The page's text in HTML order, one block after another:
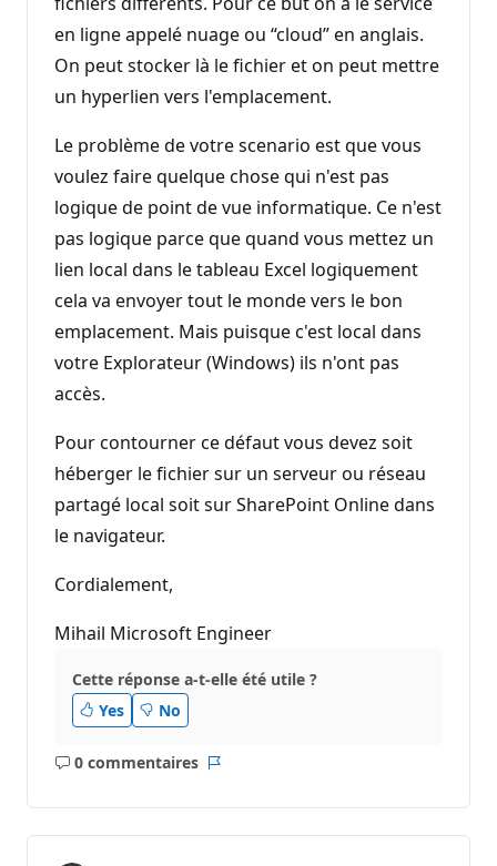
en ligne appelé nuage ou “cloud” en anglais.
On peut stocker là le fichier et on peut mettre
un hyperlien vers l'emplacement.
Le problème de votre scenario est que vous
voulez faire quelque chose qui n'est pas
logique de point de vue informatique. Ce n'est
pas logique parce que quand vous mettez un
lien local dans le tableau Excel logiquement
cela va envoyer tout le monde vers le bon
emplacement. Mais puisque c'est local dans
votre Explorateur (Windows) ils n'ont pas
accès.
Pour contourner ce défaut vous devez soit
héberger le fichier sur un serveur ou réseau
partagé local soit sur SharePoint Online dans
le navigateur.
Cordialement,
Mihail Microsoft Engineer
Cette réponse a-t-elle été utile ?
Yes
No
0 commentaires
Aucun